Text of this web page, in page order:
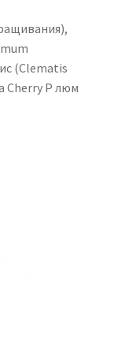
(Clematis
Cherry P люм